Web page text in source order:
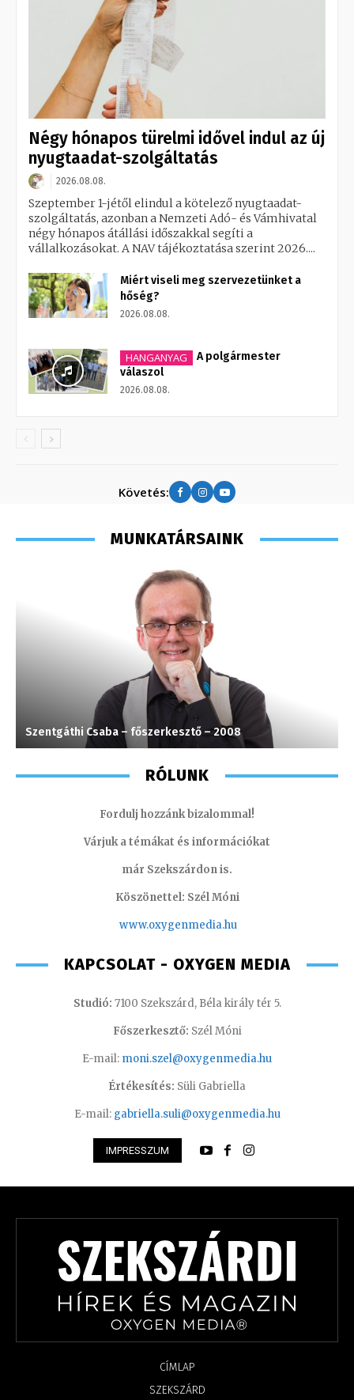
Négy hónapos türelmi idővel indul az új
nyugtaadat-szolgáltatás
2026.08.08.
Szeptember 1-jétől elindul a kötelező nyugtaadat-
szolgáltatás, azonban a Nemzeti Adó- és Vámhivatal
négy hónapos átállási időszakkal segíti a
vállalkozásokat. A NAV tájékoztatása szerint 2026....
Miért viseli meg szervezetünket a
hőség?
2026.08.08.
HANGANYAG
A polgármester
válaszol
2026.08.08.
Követés:
MUNKATÁRSAINK
Szentgáthi Csaba – főszerkesztő – 2008
RÓLUNK
Fordulj hozzánk bizalommal!
Várjuk a témákat és információkat
már Szekszárdon is.
Köszönettel: Szél Móni
www.oxygenmedia.hu
KAPCSOLAT - OXYGEN MEDIA
Studió: 7100 Szekszárd, Béla király tér 5.
Főszerkesztő: Szél Móni
E-mail: moni.szel@oxygenmedia.hu
Értékesítés: Süli Gabriella
E-mail: gabriella.suli@oxygenmedia.hu
IMPRESSZUM
CÍMLAP
SZEKSZÁRD